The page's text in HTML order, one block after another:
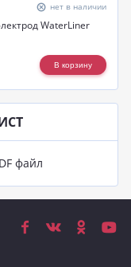
нет в наличии
WaterLiner